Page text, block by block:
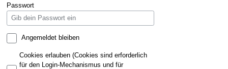
Passwort
Angemeldet bleiben
Cookies erlauben (Cookies sind erforderlich
für den Login-Mechanismus und für